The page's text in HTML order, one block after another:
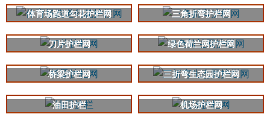
体育场跑道勾花护栏网 三角折弯护栏网
刀片护栏网 绿色荷兰网护栏网
桥梁护栏网 三折弯生态园护栏网
油田护栏 机场护栏网